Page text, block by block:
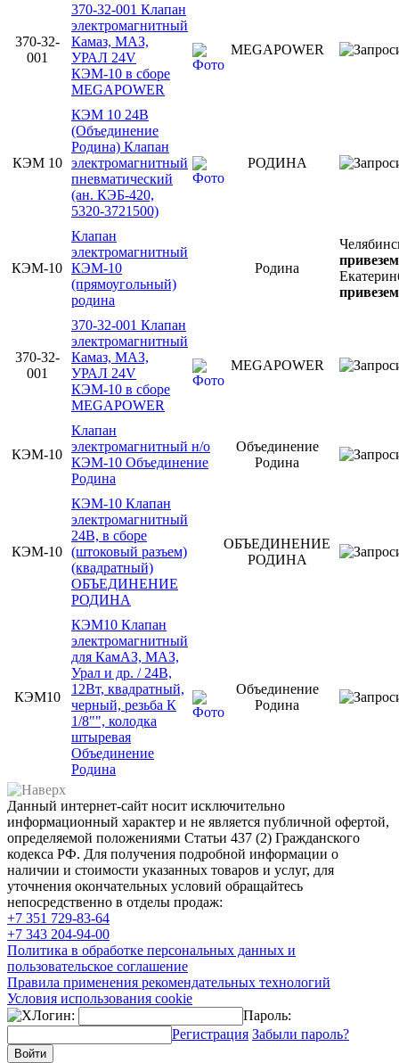
370-32-
001
370-32-001 Клапан
электромагнитный
Камаз, МАЗ,
УРАЛ 24V
КЭМ-10 в сборе
MEGAPOWER
MEGAPOWER
КЭМ 10
КЭМ 10 24В
(Объединение
Родина) Клапан
электромагнитный
пневматический
(ан. КЭБ-420,
5320-3721500)
РОДИНА
КЭМ-10
Клапан
электромагнитный
КЭМ-10
(прямоугольный)
родина
Родина
370-32-
001
370-32-001 Клапан
электромагнитный
Камаз, МАЗ,
УРАЛ 24V
КЭМ-10 в сборе
MEGAPOWER
MEGAPOWER
КЭМ-10
Клапан
электромагнитный н/о
КЭМ-10 Объединение
Родина
Объединение
Родина
КЭМ-10
КЭМ-10 Клапан
электромагнитный
24В, в сборе
(штоковый разъем)
(квадратный)
ОБЪЕДИНЕНИЕ
РОДИНА
ОБЪЕДИНЕНИЕ
РОДИНА
КЭМ10
КЭМ10 Клапан
электромагнитный
для КамАЗ, МАЗ,
Урал и др. / 24В,
12Вт, квадратный,
черный, резьба К
1/8"", колодка
штыревая
Объединение
Родина
Объединение
Родина
Данный интернет-сайт носит исключительно
информационный характер и не является публичной офертой,
определяемой положениями Статьи 437 (2) Гражданского
кодекса РФ. Для получения подробной информации о
наличии и стоимости указанных товаров и услуг, для
уточнения окончательных условий обращайтесь
непосредственно в отделы продаж:
+7 351 729-83-64
+7 343 204-94-00
Политика в обработке персональных данных и
пользовательское соглашение
Правила применения рекомендательных технологий
Условия использования cookie
Логин:
Пароль:
Регистрация Забыли пароль?